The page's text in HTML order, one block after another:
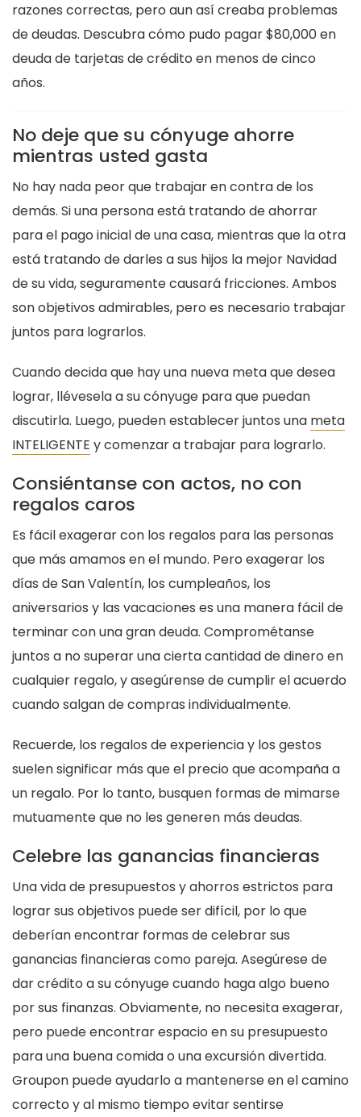
razones correctas, pero aun así creaba problemas
de deudas. Descubra cómo pudo pagar $80,000 en
deuda de tarjetas de crédito en menos de cinco
años.
No deje que su cónyuge ahorre
mientras usted gasta
No hay nada peor que trabajar en contra de los
demás. Si una persona está tratando de ahorrar
para el pago inicial de una casa, mientras que la otra
está tratando de darles a sus hijos la mejor Navidad
de su vida, seguramente causará fricciones. Ambos
son objetivos admirables, pero es necesario trabajar
juntos para lograrlos.
Cuando decida que hay una nueva meta que desea
lograr, llévesela a su cónyuge para que puedan
discutirla. Luego, pueden establecer juntos una meta
INTELIGENTE y comenzar a trabajar para lograrlo.
Consiéntanse con actos, no con
regalos caros
Es fácil exagerar con los regalos para las personas
que más amamos en el mundo. Pero exagerar los
días de San Valentín, los cumpleaños, los
aniversarios y las vacaciones es una manera fácil de
terminar con una gran deuda. Comprométanse
juntos a no superar una cierta cantidad de dinero en
cualquier regalo, y asegúrense de cumplir el acuerdo
cuando salgan de compras individualmente.
Recuerde, los regalos de experiencia y los gestos
suelen significar más que el precio que acompaña a
un regalo. Por lo tanto, busquen formas de mimarse
mutuamente que no les generen más deudas.
Celebre las ganancias financieras
Una vida de presupuestos y ahorros estrictos para
lograr sus objetivos puede ser difícil, por lo que
deberían encontrar formas de celebrar sus
ganancias financieras como pareja. Asegúrese de
dar crédito a su cónyuge cuando haga algo bueno
por sus finanzas. Obviamente, no necesita exagerar,
pero puede encontrar espacio en su presupuesto
para una buena comida o una excursión divertida.
Groupon puede ayudarlo a mantenerse en el camino
correcto y al mismo tiempo evitar sentirse